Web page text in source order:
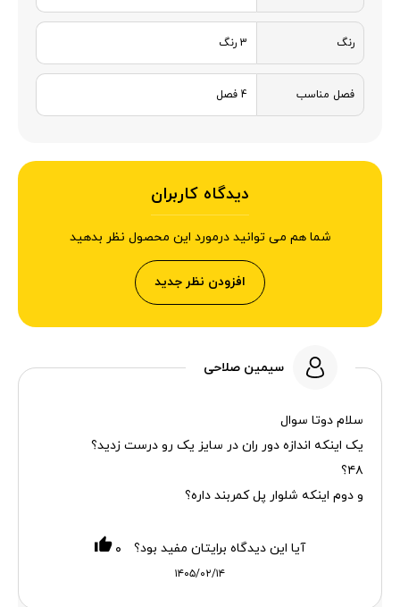
رنگ 3 رنگ
فصل مناسب 4 فصل
دیدگاه کاربران
شما هم می توانید درمورد این محصول نظر بدهید
افزودن نظر جدید
سیمین صلاحی
سلام دوتا سوال
یک اینکه اندازه دور ران در سایز یک رو درست زدید؟
۴۸؟
و دوم اینکه شلوار پل کمربند داره؟
۱۴۰۵/۰۲/۱۴
آیا این دیدگاه برایتان مفید بود؟ ۰